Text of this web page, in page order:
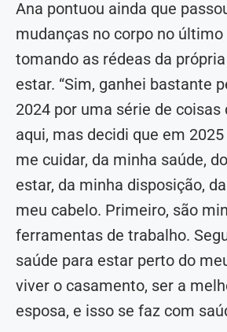
Ana pontuou ainda que
mudanças no corpo no
tomando as rédeas da
estar. “Sim, ganhei bastante
2024 por uma série de coisas
aqui, mas decidi que em
me cuidar, da minha saúde,
estar, da minha disposição,
meu cabelo. Primeiro, são
ferramentas de trabalho.
saúde para estar perto do
viver o casamento, ser a
esposa, e isso se faz com